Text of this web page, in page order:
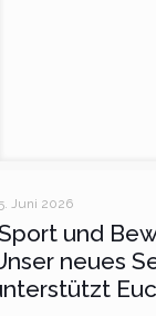
Juni 2026
und
neues